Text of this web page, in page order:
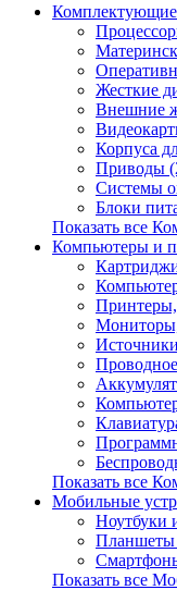
Комплектующие
Жесткие
Внешние
Корпуса
Приводы
Системы
Блоки
Показать все
Компьютеры и
Мониторы,
Показать все
Мобильные
Ноутбуки
Планшеты
Показать все